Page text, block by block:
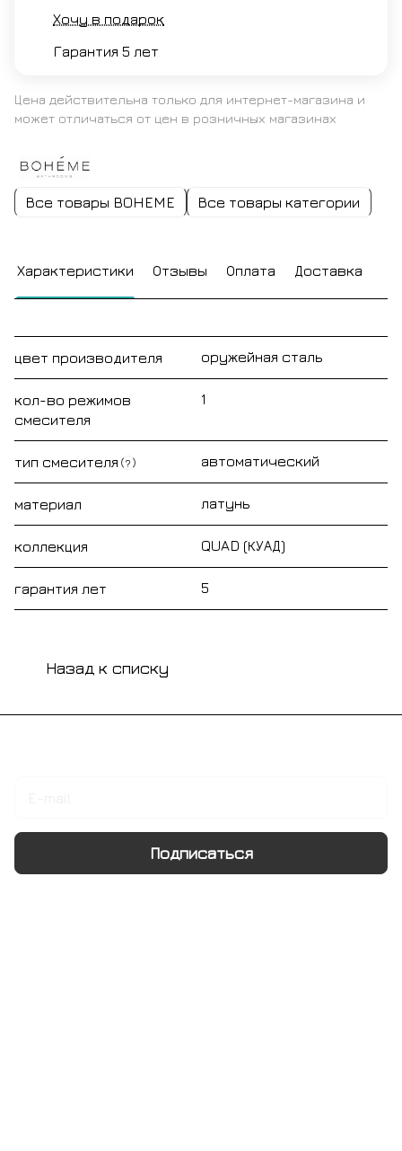
Хочу в подарок
Гарантия 5 лет
Цена действительна только для интернет-магазина и
может отличаться от цен в розничных магазинах
Все товары BOHEME Все товары категории
Характеристики Отзывы Оплата Доставка
цвет производителя оружейная сталь
кол-во режимов
смесителя
1
тип смесителя ? автоматический
материал латунь
коллекция QUAD (КУАД)
гарантия лет 5
Назад к списку
Подписаться